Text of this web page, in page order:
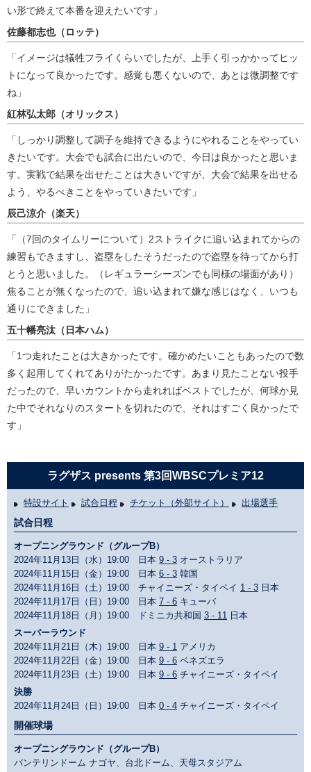
い形で終えて本番を迎えたいです」
佐藤都志也（ロッテ）
「イメージは犠牲フライくらいでしたが、上手く引っかかってヒッ
トになって良かったです。感覚も悪くないので、あとは微調整です
ね」
紅林弘太郎（オリックス）
「しっかり調整して調子を維持できるようにやれることをやってい
きたいです。大会でも試合に出たいので、今日は良かったと思いま
す。実戦で結果を出せたことは大きいですが、大会で結果を出せる
よう、やるべきことをやっていきたいです」
辰己涼介（楽天）
「（7回のタイムリーについて）2ストライクに追い込まれてからの
練習もできますし、盗塁をしたそうだったので盗塁を待ってから打
とうと思いました。（レギュラーシーズンでも同様の場面があり）
焦ることが無くなったので、追い込まれて嫌な感じはなく、いつも
通りにできました」
五十幡亮汰（日本ハム）
「1つ走れたことは大きかったです。確かめたいこともあったので数
多く起用してくれてありがたかったです。あまり見たことない投手
だったので、早いカウントから走れればベストでしたが、何球か見
た中でそれなりのスタートを切れたので、それはすごく良かったで
す」
ラグザス presents 第3回WBSCプレミア12
特設サイト 試合日程 チケット（外部サイト） 出場選手
試合日程
オープニングラウンド（グループB）
2024年11月13日（水）19:00 日本 9 - 3 オーストラリア
2024年11月15日（金）19:00 日本 6 - 3 韓国
2024年11月16日（土）19:00 チャイニーズ・タイペイ 1 - 3 日本
2024年11月17日（日）19:00 日本 7 - 6 キューバ
2024年11月18日（月）19:00 ドミニカ共和国 3 - 11 日本
スーパーラウンド
2024年11月21日（木）19:00 日本 9 - 1 アメリカ
2024年11月22日（金）19:00 日本 9 - 6 ベネズエラ
2024年11月23日（土）19:00 日本 9 - 6 チャイニーズ・タイペイ
決勝
2024年11月24日（日）19:00 日本 0 - 4 チャイニーズ・タイペイ
開催球場
オープニングラウンド（グループB）
バンテリンドーム ナゴヤ、台北ドーム、天母スタジアム